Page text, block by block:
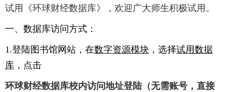
试用《环球财经数据库》，欢迎广大师生积极试用 。
一、数据库访问方式：
1.登陆图书馆网站，在数字资源模块 ，选择试用数据
库 ，点击
环球财经数据库校内访问地址登陆（无需账号，直接